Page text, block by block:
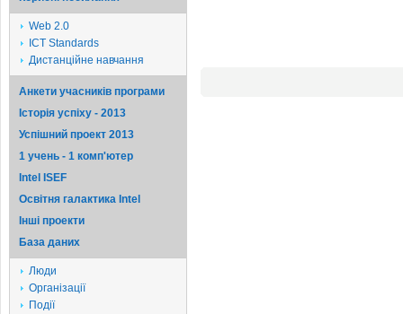
Web 2.0
ICT Standards
Дистанційне навчання
Анкети учасників програми
Історія успіху - 2013
Успішний проект 2013
1 учень - 1 комп'ютер
Intel ISEF
Освітня галактика Intel
Iншi проекти
База даних
Люди
Організації
Події